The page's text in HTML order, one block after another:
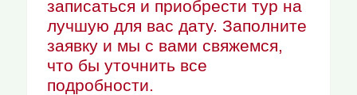
записаться и приобрести тур на
лучшую для вас дату. Заполните
заявку и мы с вами свяжемся,
что бы уточнить все
подробности.